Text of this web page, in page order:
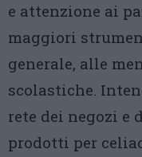
e attenzione ai
maggiori
generale, alle
scolastiche.
rete dei negozi e
prodotti per